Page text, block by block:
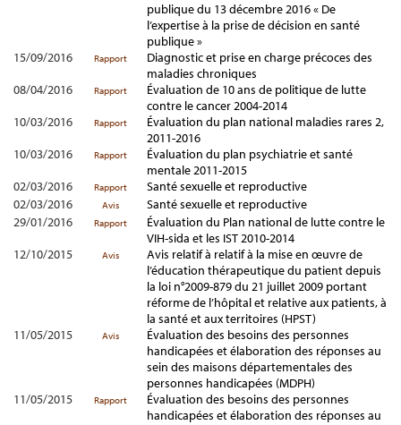
publique du 13 décembre 2016 « De
l’expertise à la prise de décision en santé
publique »
15/09/2016
Rapport
Diagnostic et prise en charge précoces des
maladies chroniques
08/04/2016
Rapport
Évaluation de 10 ans de politique de lutte
contre le cancer 2004-2014
10/03/2016
Rapport
Évaluation du plan national maladies rares 2,
2011-2016
10/03/2016
Rapport
Évaluation du plan psychiatrie et santé
mentale 2011-2015
02/03/2016
Rapport
Santé sexuelle et reproductive
02/03/2016
Avis
Santé sexuelle et reproductive
29/01/2016
Rapport
Évaluation du Plan national de lutte contre le
VIH-sida et les IST 2010-2014
12/10/2015
Avis
Avis relatif à relatif à la mise en œuvre de
l’éducation thérapeutique du patient depuis
la loi n°2009-879 du 21 juillet 2009 portant
réforme de l’hôpital et relative aux patients, à
la santé et aux territoires (HPST)
11/05/2015
Avis
Évaluation des besoins des personnes
handicapées et élaboration des réponses au
sein des maisons départementales des
personnes handicapées (MDPH)
11/05/2015
Rapport
Évaluation des besoins des personnes
handicapées et élaboration des réponses au